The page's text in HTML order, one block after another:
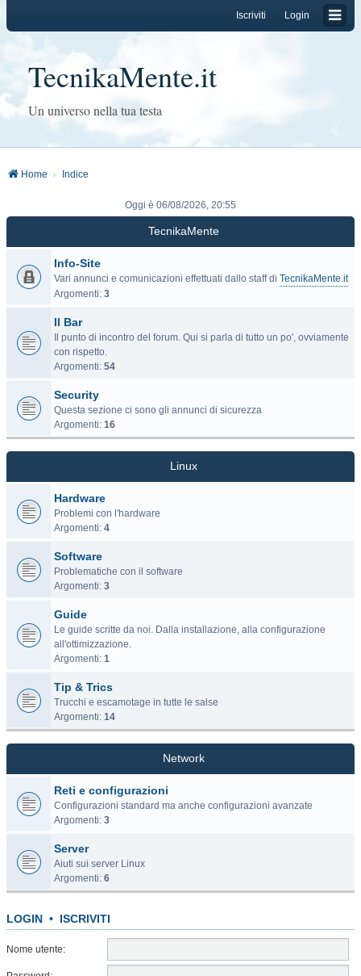
Login
Iscriviti
TecnikaMente.it
Un universo nella tua testa
Home Indice
Oggi è 06/08/2026, 20:55
TecnikaMente
Info-Site
Vari annunci e comunicazioni effettuati dallo staff di TecnikaMente.it
Argomenti: 3
Il Bar
Il punto di incontro del forum. Qui si parla di tutto un po', ovviamente
con rispetto.
Argomenti: 54
Security
Questa sezione ci sono gli annunci di sicurezza
Argomenti: 16
Linux
Hardware
Problemi con l'hardware
Argomenti: 4
Software
Problematiche con il software
Argomenti: 3
Guide
Le guide scritte da noi. Dalla installazione, alla configurazione
all'ottimizzazione.
Argomenti: 1
Tip & Trics
Trucchi e escamotage in tutte le salse
Argomenti: 14
Network
Reti e configurazioni
Configurazioni standard ma anche configurazioni avanzate
Argomenti: 3
Server
Aiuti sui server Linux
Argomenti: 6
LOGIN • ISCRIVITI
Nome utente: